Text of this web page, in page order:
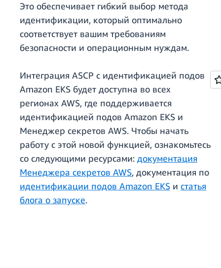
Это обеспечивает гибкий выбор метода
идентификации, который оптимально
соответствует вашим требованиям
безопасности и операционным нуждам.
Интеграция ASCP с идентификацией подов
Amazon EKS будет доступна во всех
регионах AWS, где поддерживается
идентификацией подов Amazon EKS и
Менеджер секретов AWS. Чтобы начать
работу с этой новой функцией, ознакомьтесь
со следующими ресурсами: документация
Менеджера секретов AWS, документация по
идентификации подов Amazon EKS и статья
блога о запуске.